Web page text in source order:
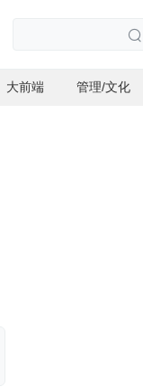

大前端 管理/文化